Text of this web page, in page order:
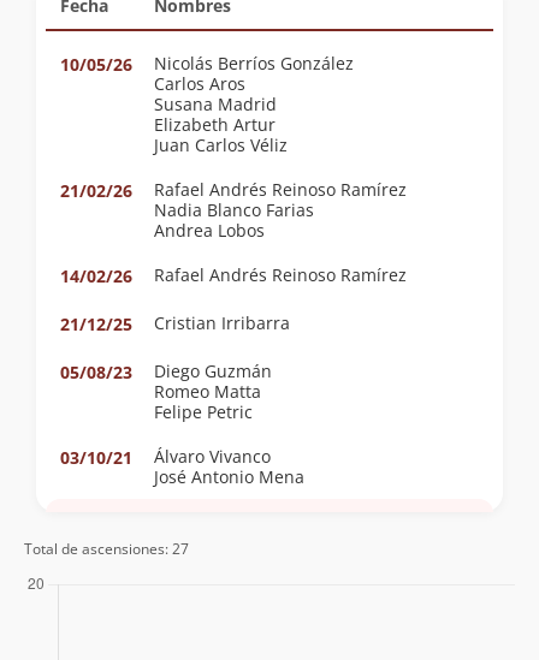
Fecha Nombres
10/05/26
Nicolás Berríos González
Carlos Aros
Susana Madrid
Elizabeth Artur
Juan Carlos Véliz
21/02/26
Rafael Andrés Reinoso Ramírez
Nadia Blanco Farias
Andrea Lobos
14/02/26
Rafael Andrés Reinoso Ramírez
21/12/25 Cristian Irribarra
05/08/23
Diego Guzmán
Romeo Matta
Felipe Petric
03/10/21
Álvaro Vivanco
José Antonio Mena
Total de ascensiones: 27